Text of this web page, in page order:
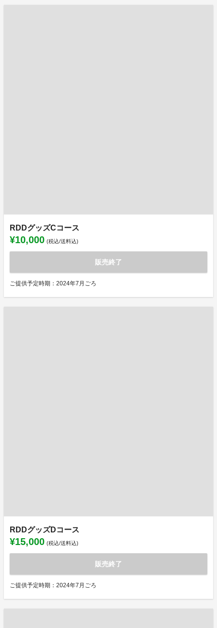
RDDグッズCコース
¥10,000 (税込/送料込)
販売終了
ご提供予定時期：2024年7月ごろ
RDDグッズDコース
¥15,000 (税込/送料込)
販売終了
ご提供予定時期：2024年7月ごろ